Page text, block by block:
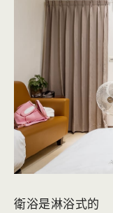
衛浴是淋浴式的